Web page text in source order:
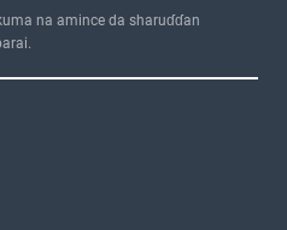
na amince da sharuɗɗan